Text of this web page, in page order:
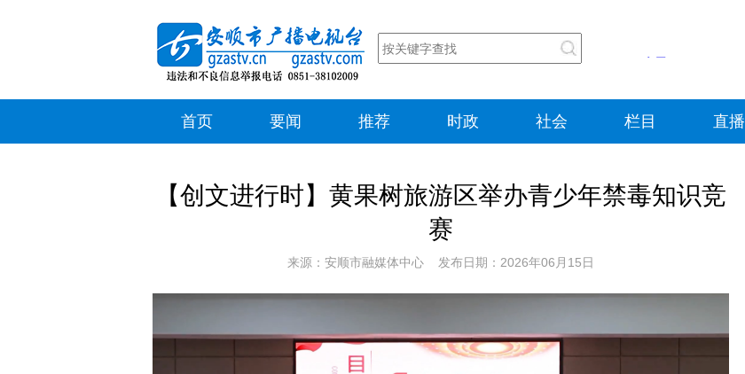
首页 要闻 推荐 时政 社会 栏目 直播
【创文进行时】黄果树旅游区举办青少年禁毒知识竞
赛
来源：安顺市融媒体中心 发布日期：2026年06月15日